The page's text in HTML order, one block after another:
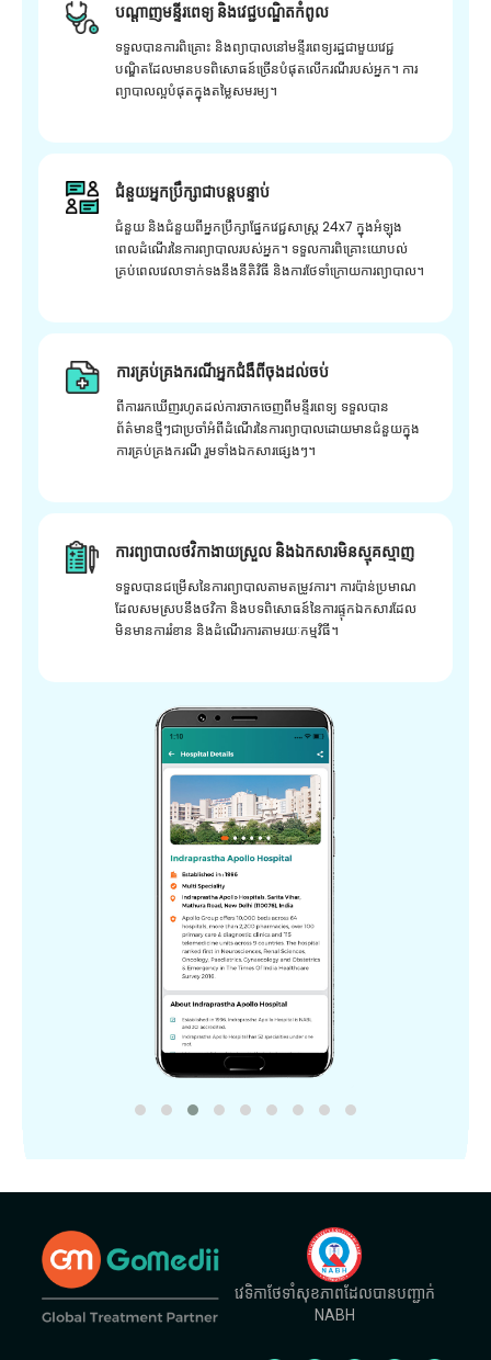
បណ្តាញមន្ទីរពេទ្យ និងវេជ្ជបណ្ឌិតកំពូល
ទទួលបានការពិគ្រោះ និងព្យាបាលនៅមន្ទីរពេទ្យរដ្ឋជាមួយវេជ្ជ
បណ្ឌិតដែលមានបទពិសោធន៍ច្រើនបំផុតលើករណីរបស់អ្នក។ ការ
ព្យាបាលល្អបំផុតក្នុងតម្លៃសមរម្យ។
ជំនួយអ្នកប្រឹក្សាជាបន្តបន្ទាប់
ជំនួយ និងជំនួយពីអ្នកប្រឹក្សាផ្នែកវេជ្ជសាស្រ្ត 24x7 ក្នុងអំឡុង
ពេលដំណើរនៃការព្យាបាលរបស់អ្នក។ ទទួលការពិគ្រោះយោបល់
គ្រប់ពេលវេលាទាក់ទងនឹងនីតិវិធី និងការថែទាំក្រោយការព្យាបាល។
ការគ្រប់គ្រងករណីអ្នកជំងឺពីចុងដល់ចប់
ពីការរកឃើញរហូតដល់ការចាកចេញពីមន្ទីរពេទ្យ ទទួលបាន
ព័ត៌មានថ្មីៗជាប្រចាំអំពីដំណើរនៃការព្យាបាលដោយមានជំនួយក្នុង
ការគ្រប់គ្រងករណី រួមទាំងឯកសារផ្សេងៗ។
ការព្យាបាលថវិកាងាយស្រួល និងឯកសារមិនស្មុគស្មាញ
ទទួលបានជម្រើសនៃការព្យាបាលតាមតម្រូវការ។ ការប៉ាន់ប្រមាណ
ដែលសមស្របនឹងថវិកា និងបទពិសោធន៍នៃការផ្ទុកឯកសារដែល
មិនមានការរំខាន និងដំណើរការតាមរយៈកម្មវិធី។
វេទិកាថែទាំសុខភាពដែលបានបញ្ជាក់
NABH